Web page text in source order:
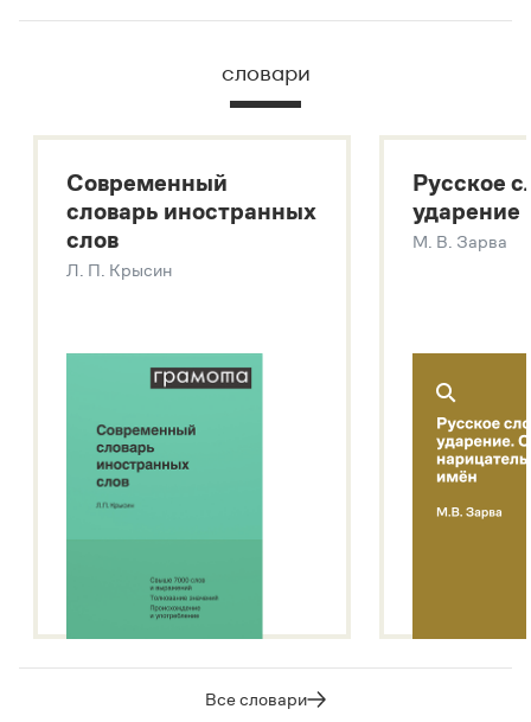
В метасловаре Грамоты в удобном виде собрана вся
Русский орфографический словарь
Большой толковый словарь русских глаголов
Современный словарь иностранных слов
Звук – технология синтеза платформы
SaluteSpeech
словари
Современный
словарь иностранных
слов
Л. П. Крысин
Русское
ударение
М. В. Зарва
Все словари